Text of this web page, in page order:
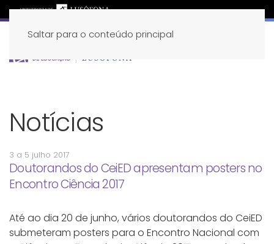
Saltar para o conteúdo principal
Notícias
3 a 5 julho 2017
Doutorandos do CeiED apresentam posters no
Encontro Ciência 2017
Até ao dia 20 de junho, vários doutorandos do CeiED
submeteram posters para o Encontro Nacional com